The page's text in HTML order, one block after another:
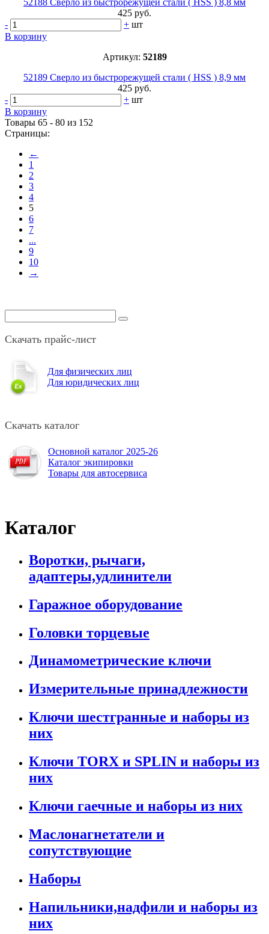
425 руб.
-
+ шт
В корзину
Артикул: 52189
52189 Сверло из быстрорежущей стали ( HSS ) 8,9 мм
425 руб.
-
+ шт
В корзину
Товары 65 - 80 из 152
Страницы:
←
1
2
3
4
5
6
7
...
9
10
→
Скачать прайс-лист
Для физических лиц
Для юридических лиц
Скачать каталог
Основной каталог 2025-26
Каталог экипировки
Товары для автосервиса
Каталог
Воротки, рычаги,
адаптеры,удлинители
Гаражное оборудование
Головки торцевые
Динамометрические ключи
Измерительные принадлежности
Ключи шестгранные и наборы из
них
Ключи TORX и SPLIN и наборы из
них
Ключи гаечные и наборы из них
Маслонагнетатели и
сопутствующие
Наборы
Напильники,надфили и наборы из
них